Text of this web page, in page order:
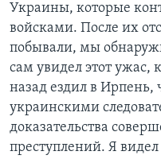
Украины, которые
войсками. После их
побывали, мы
сам увидел этот ужас,
назад ездил в Ирпень,
украинскими
доказательства
преступлений. Я